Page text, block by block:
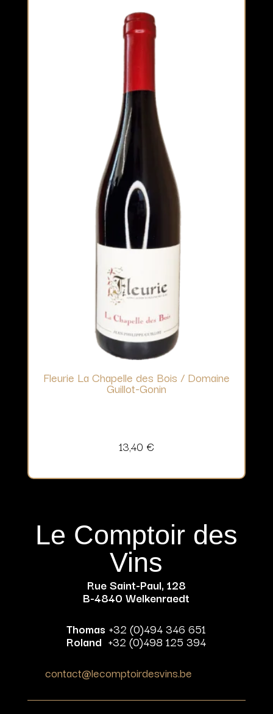
Fleurie La Chapelle des Bois / Domaine
Guillot-Gonin
13,40 €
Le Comptoir des
Vins
Rue Saint-Paul, 128
B-4840 Welkenraedt
Thomas +32 (0)494 346 651
Roland +32 (0)498 125 394
contact@lecomptoirdesvins.be